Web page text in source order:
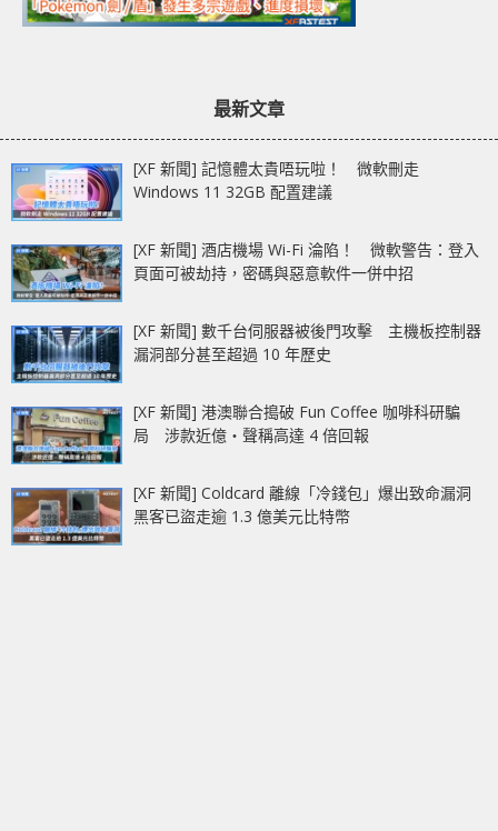
最新文章
[XF 新聞] 記憶體太貴唔玩啦！ 微軟刪走
Windows 11 32GB 配置建議
[XF 新聞] 酒店機場 Wi-Fi 淪陷！ 微軟警告：登入
頁面可被劫持，密碼與惡意軟件一併中招
[XF 新聞] 數千台伺服器被後門攻擊 主機板控制器
漏洞部分甚至超過 10 年歷史
[XF 新聞] 港澳聯合搗破 Fun Coffee 咖啡科研騙
局 涉款近億‧聲稱高達 4 倍回報
[XF 新聞] Coldcard 離線「冷錢包」爆出致命漏洞
黑客已盜走逾 1.3 億美元比特幣